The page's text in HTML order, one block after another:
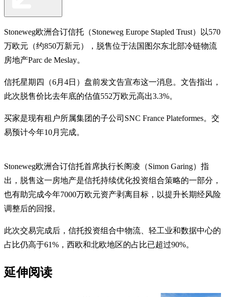
Stoneweg欧洲合订信托（Stoneweg Europe Stapled Trust）以570
万欧元（约850万新元），脱售位于法国图尔东北部冷链物流
房地产Parc de Meslay。
信托星期四（6月4日）盘前发文告宣布这一消息。文告指出，
此次脱售价比去年底的估值552万欧元高出3.3%。
买家是现有租户所属集团的子公司SNC France Plateformes。交
易预计今年10月完成。
Stoneweg欧洲合订信托首席执行长阁凌（Simon Garing）指
出，脱售这一房地产是信托持续优化投资组合策略的一部分，
也有助完成今年7000万欧元资产剥离目标，以提升长期经风险
调整后的回报。
此次交易完成后，信托投资组合中物流、轻工业和数据中心的
占比仍高于61%，西欧和北欧地区的占比已超过90%。
延伸阅读